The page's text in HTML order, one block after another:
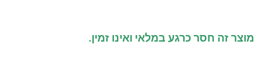
מוצר זה חסר כרגע במלאי ואינו זמין.